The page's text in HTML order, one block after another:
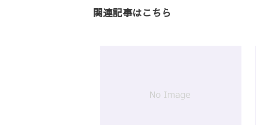
ゲ
ー
シ
関連記事はこちら